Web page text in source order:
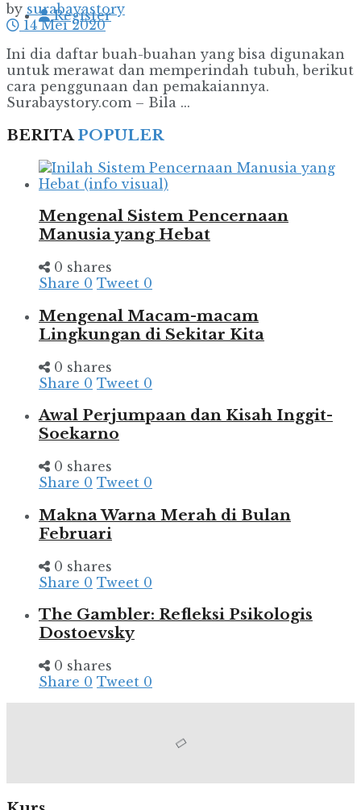
Register
by surabayastory
14 Mei 2020
Ini dia daftar buah-buahan yang bisa digunakan
untuk merawat dan memperindah tubuh, berikut
cara penggunaan dan pemakaiannya.
Surabaystory.com – Bila ...
BERITAPOPULER
Mengenal Sistem Pencernaan
Manusia yang Hebat
0 shares
Share 0 Tweet 0
Mengenal Macam-macam
Lingkungan di Sekitar Kita
0 shares
Share 0 Tweet 0
Awal Perjumpaan dan Kisah Inggit-
Soekarno
0 shares
Share 0 Tweet 0
Makna Warna Merah di Bulan
Februari
0 shares
Share 0 Tweet 0
The Gambler: Refleksi Psikologis
Dostoevsky
0 shares
Share 0 Tweet 0